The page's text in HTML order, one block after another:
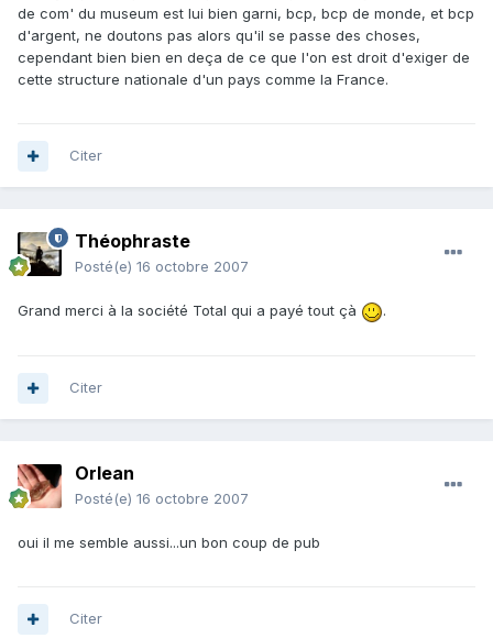
de com' du museum est lui bien garni, bcp, bcp de monde, et bcp
d'argent, ne doutons pas alors qu'il se passe des choses,
cependant bien bien en deça de ce que l'on est droit d'exiger de
cette structure nationale d'un pays comme la France.
Citer
Théophraste
Posté(e) 16 octobre 2007
Grand merci à la société Total qui a payé tout çà .
Citer
Orlean
Posté(e) 16 octobre 2007
oui il me semble aussi...un bon coup de pub
Citer